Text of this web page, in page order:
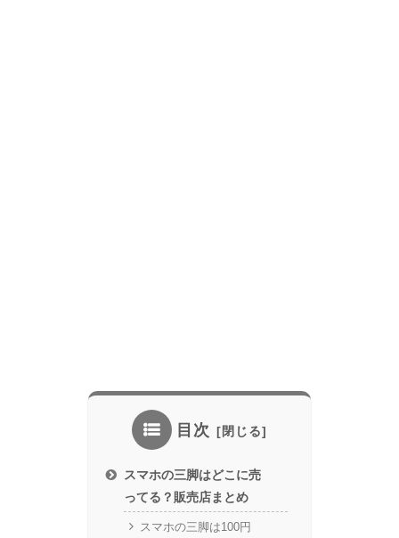
目次
スマホの三脚はどこに売
ってる？販売店まとめ
スマホの三脚は100円